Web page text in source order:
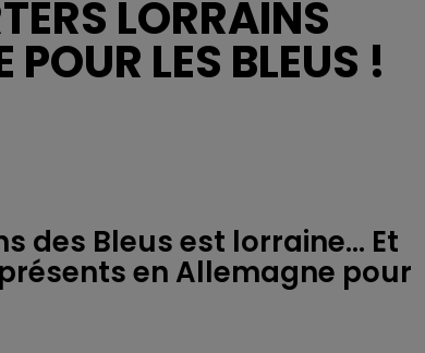
LORRAINS
LES BLEUS !
des Bleus est lorraine... Et
en Allemagne pour